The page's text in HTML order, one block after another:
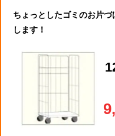
ちょっとしたゴミのお片
します！